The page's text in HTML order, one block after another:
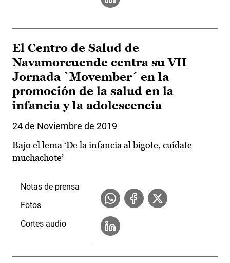
El Centro de Salud de
Navamorcuende centra su VII
Jornada `Movember´ en la
promoción de la salud en la
infancia y la adolescencia
24 de Noviembre de 2019
Bajo el lema ‘De la infancia al bigote, cuídate
muchachote’
Notas de prensa
Fotos
Cortes audio